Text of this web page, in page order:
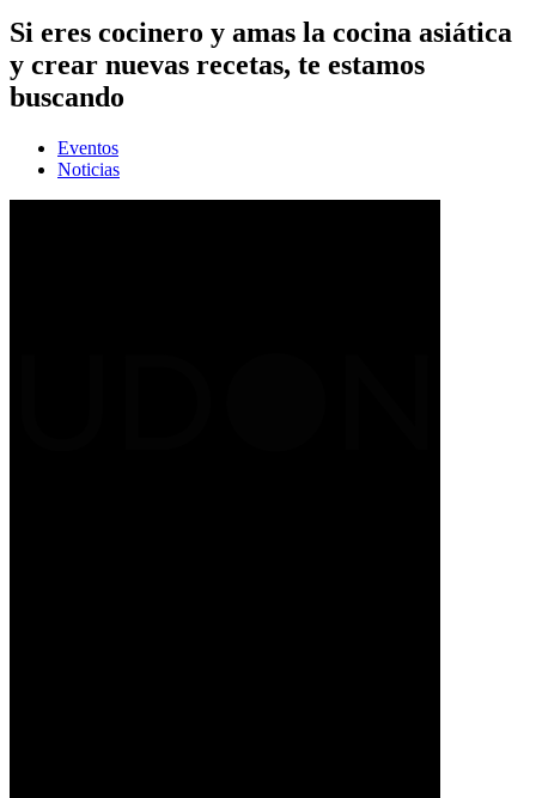
Si eres cocinero y amas la cocina asiática
y crear nuevas recetas, te estamos
buscando
Eventos
Noticias